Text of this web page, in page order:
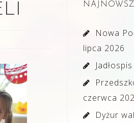
Nowa
lipca 2026
Jadłospis
czerwca
Dyżur